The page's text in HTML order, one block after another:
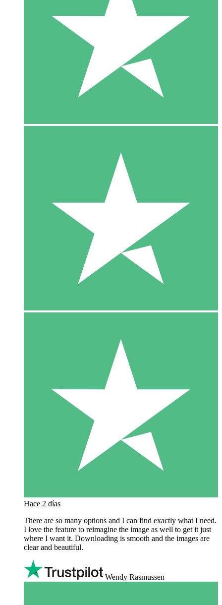
Hace 2 días
There are so many options and I can find exactly what I need.
I love the feature to reimagine the image as well to get it just
where I want it. Downloading is smooth and the images are
clear and beautiful.
Wendy Rasmussen